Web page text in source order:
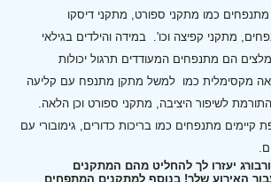
מתנפחים כמו מתקני ספורט, מתקני דיסקו
מתקני קפיצה וכו'. במידה והילדים בגילאי
הם מתנפחים המעודדים תרגול יכולות
מקסימלית כמו למשל מתקן מתנפח עם קליעה
לשיפור היציבה, מתקני ספורט וכן הלאה.
קיימים מתנפחים כמו בריכות כדורים, גימובורי עם
יעזרו לך להחליט מהם המתקנים
האירוע שלך! בנוסף למתקנים המתפחים